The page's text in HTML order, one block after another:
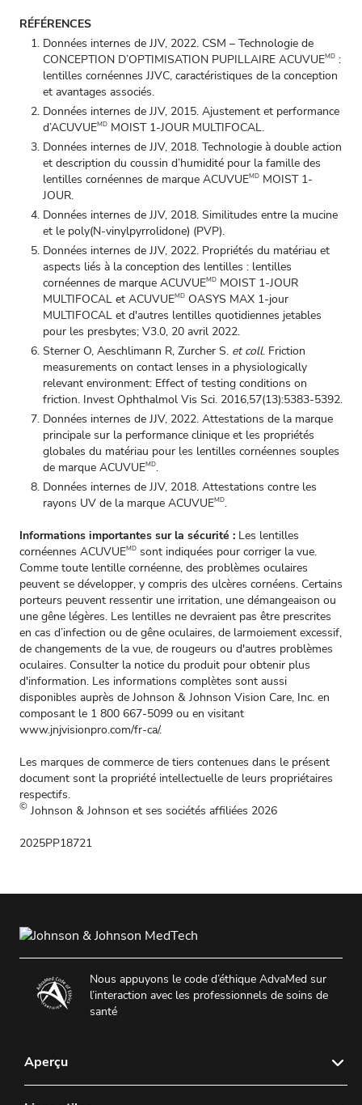
RÉFÉRENCES
Données internes de JJV, 2022. CSM – Technologie de
CONCEPTION D’OPTIMISATION PUPILLAIRE ACUVUEMD :
lentilles cornéennes JJVC, caractéristiques de la conception
et avantages associés.
Données internes de JJV, 2015. Ajustement et performance
d’ACUVUEMD MOIST 1-JOUR MULTIFOCAL.
Données internes de JJV, 2018. Technologie à double action
et description du coussin d’humidité pour la famille des
lentilles cornéennes de marque ACUVUEMD MOIST 1-
JOUR.
Données internes de JJV, 2018. Similitudes entre la mucine
et le poly(N‑vinylpyrrolidone) (PVP).
Données internes de JJV, 2022. Propriétés du matériau et
aspects liés à la conception des lentilles : lentilles
cornéennes de marque ACUVUEMD MOIST 1-JOUR
MULTIFOCAL et ACUVUEMD OASYS MAX 1-jour
MULTIFOCAL et d'autres lentilles quotidiennes jetables
pour les presbytes; V3.0, 20 avril 2022.
Sterner O, Aeschlimann R, Zurcher S. et coll. Friction
measurements on contact lenses in a physiologically
relevant environment: Effect of testing conditions on
friction. Invest Ophthalmol Vis Sci. 2016,57(13):5383-5392.
Données internes de JJV, 2022. Attestations de la marque
principale sur la performance clinique et les propriétés
globales du matériau pour les lentilles cornéennes souples
de marque ACUVUEMD.
Données internes de JJV, 2018. Attestations contre les
rayons UV de la marque ACUVUEMD.
Informations importantes sur la sécurité : Les lentilles
cornéennes ACUVUEMD sont indiquées pour corriger la vue.
Comme toute lentille cornéenne, des problèmes oculaires
peuvent se développer, y compris des ulcères cornéens. Certains
porteurs peuvent ressentir une irritation, une démangeaison ou
une gêne légères. Les lentilles ne devraient pas être prescrites
en cas d’infection ou de gêne oculaires, de larmoiement excessif,
de changements de la vue, de rougeurs ou d'autres problèmes
oculaires. Consulter la notice du produit pour obtenir plus
d'information. Les informations complètes sont aussi
disponibles auprès de Johnson & Johnson Vision Care, Inc. en
composant le 1 800 667‑5099 ou en visitant
www.jnjvisionpro.com/fr-ca/.
Les marques de commerce de tiers contenues dans le présent
document sont la propriété intellectuelle de leurs propriétaires
respectifs.
© Johnson & Johnson et ses sociétés affiliées 2026
2025PP18721
Nous appuyons le code d’éthique AdvaMed sur
l’interaction avec les professionnels de soins de
santé
Aperçu